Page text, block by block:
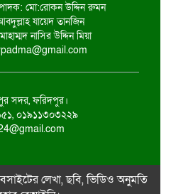
নামাজের সময়সূচি: ৯ আগস্ট
চাকরিজীবীদের নতুন পে স্কেলের
মন্ত্রিসভার বৈঠকে উঠতে যাচ্ছে
প্রতিষ্ঠাবার্ষিকীতে যোগ দিয়েছেন
মো:রোকন উদ্দিন রুমন
যায়েদ তানজিন
নাসির উদ্দিন মিয়া
সদর, ফরিদপুর।
০১৯১১৩০৩২২৯
লেখা, ছবি, ভিডিও অনুমতি